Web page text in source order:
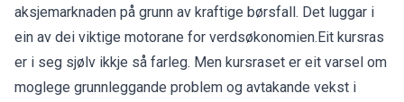
aksjemarknaden på grunn av kraftige børsfall. Det luggar i
ein av dei viktige motorane for verdsøkonomien.Eit kursras
er i seg sjølv ikkje så farleg. Men kursraset er eit varsel om
moglege grunnleggande problem og avtakande vekst i